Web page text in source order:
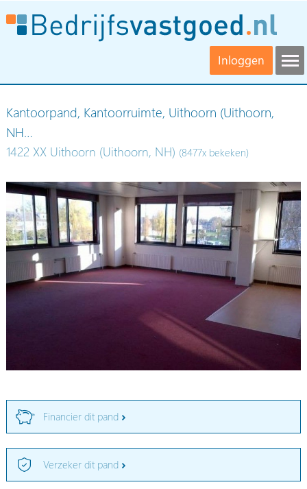
Inloggen
Kantoorpand, Kantoorruimte, Uithoorn (Uithoorn,
NH…
1422 XX Uithoorn (Uithoorn, NH) (8477x bekeken)
Financier dit pand
Verzeker dit pand